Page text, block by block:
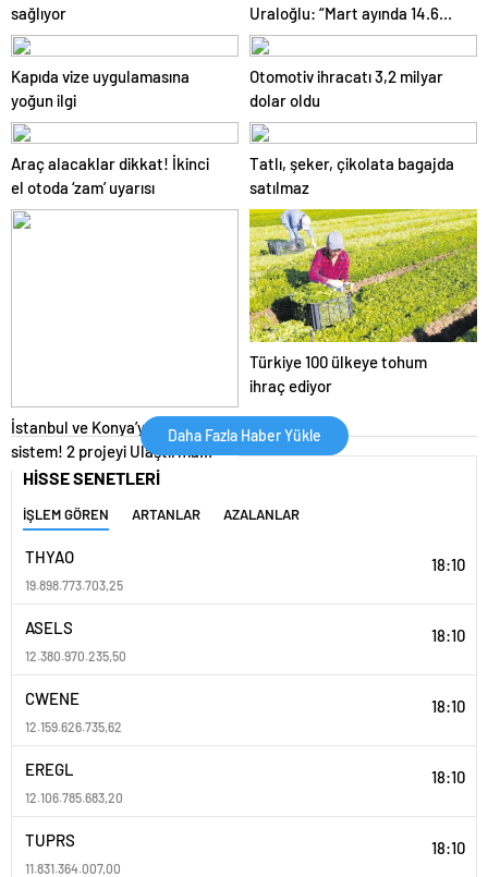
sağlıyor
Uraloğlu: “Mart ayında 14.6
milyon yolcu uçakla seyahat
etti”
Kapıda vize uygulamasına
yoğun ilgi
Otomotiv ihracatı 3,2 milyar
dolar oldu
Araç alacaklar dikkat! İkinci
el otoda ‘zam’ uyarısı
Tatlı, şeker, çikolata bagajda
satılmaz
İstanbul ve Konya’ya yeni raylı
sistem! 2 projeyi Ulaştırma
Bakanlığı üstlendi
Türkiye 100 ülkeye tohum
ihraç ediyor
Daha Fazla Haber Yükle
HİSSE SENETLERİ
İŞLEM GÖREN ARTANLAR AZALANLAR
THYAO
19.898.773.703,25
18:10
ASELS
12.380.970.235,50
18:10
CWENE
12.159.626.735,62
18:10
EREGL
12.106.785.683,20
18:10
TUPRS
11.831.364.007,00
18:10